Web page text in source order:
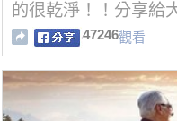
的很乾淨！！分享給
了！
47246觀看